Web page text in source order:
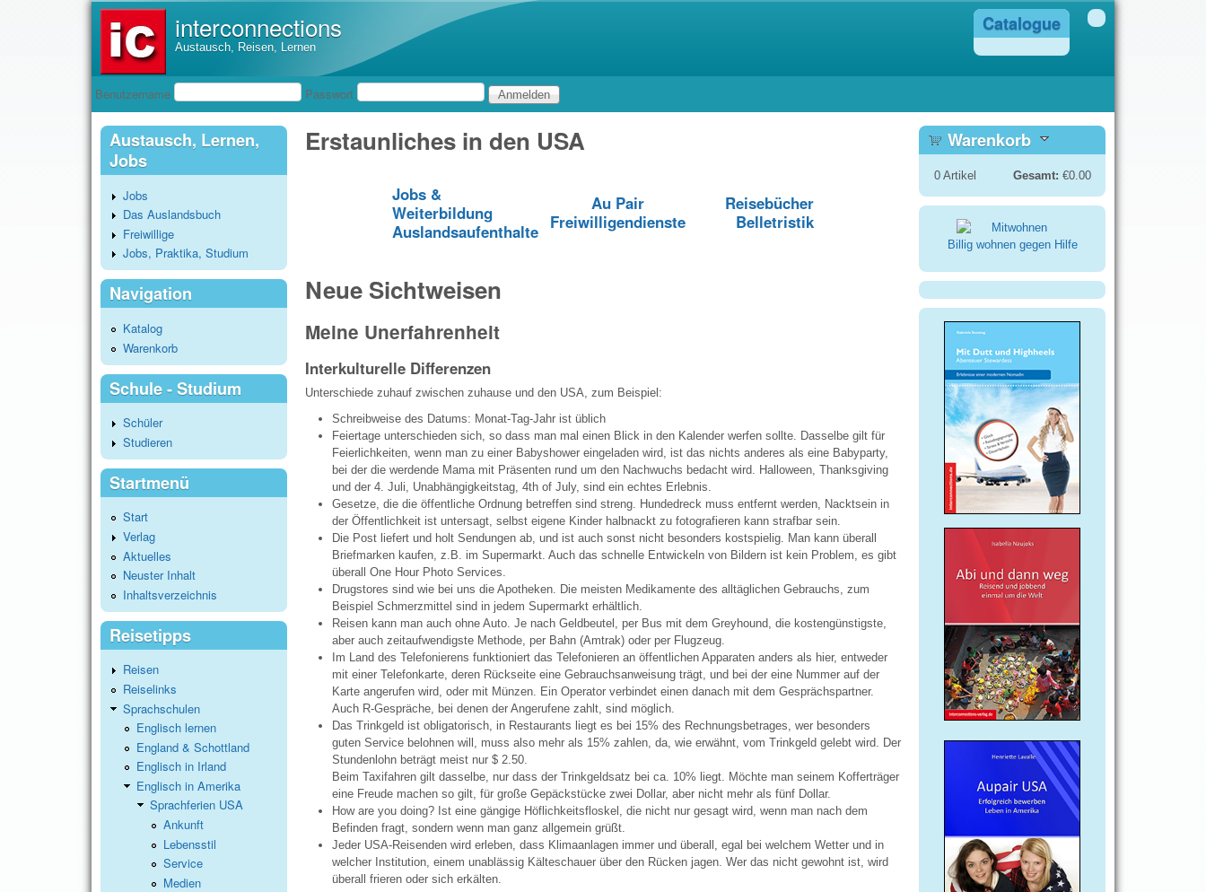
interconnections
Austausch, Reisen, Lernen
Catalogue
Benutzeranmeldung
Benutzername Passwort
Erstaunliches in den USA
Jobs &
Weiterbildung
Auslandsaufenthalte
Au Pair
Freiwilligendienste
Reisebücher
Belletristik
Neue Sichtweisen
Meine Unerfahrenheit
Interkulturelle Differenzen
Unterschiede zuhauf zwischen zuhause und den USA, zum Beispiel:
Schreibweise des Datums: Monat-Tag-Jahr ist üblich
Feiertage unterschieden sich, so dass man mal einen Blick in den Kalender werfen sollte. Dasselbe gilt für
Feierlichkeiten, wenn man zu einer Babyshower eingeladen wird, ist das nichts anderes als eine Babyparty,
bei der die werdende Mama mit Präsenten rund um den Nachwuchs bedacht wird. Halloween, Thanksgiving
und der 4. Juli, Unabhängigkeitstag, 4th of July, sind ein echtes Erlebnis.
Gesetze, die die öffentliche Ordnung betreffen sind streng. Hundedreck muss entfernt werden, Nacktsein in
der Öffentlichkeit ist untersagt, selbst eigene Kinder halbnackt zu fotografieren kann strafbar sein.
Die Post liefert und holt Sendungen ab, und ist auch sonst nicht besonders kostspielig. Man kann überall
Briefmarken kaufen, z.B. im Supermarkt. Auch das schnelle Entwickeln von Bildern ist kein Problem, es gibt
überall One Hour Photo Services.
Drugstores sind wie bei uns die Apotheken. Die meisten Medikamente des alltäglichen Gebrauchs, zum
Beispiel Schmerzmittel sind in jedem Supermarkt erhältlich.
Reisen kann man auch ohne Auto. Je nach Geldbeutel, per Bus mit dem Greyhound, die kostengünstigste,
aber auch zeitaufwendigste Methode, per Bahn (Amtrak) oder per Flugzeug.
Im Land des Telefonierens funktioniert das Telefonieren an öffentlichen Apparaten anders als hier, entweder
mit einer Telefonkarte, deren Rückseite eine Gebrauchsanweisung trägt, und bei der eine Nummer auf der
Karte angerufen wird, oder mit Münzen. Ein Operator verbindet einen danach mit dem Gesprächspartner.
Auch R-Gespräche, bei denen der Angerufene zahlt, sind möglich.
Das Trinkgeld ist obligatorisch, in Restaurants liegt es bei 15% des Rechnungsbetrages, wer besonders
guten Service belohnen will, muss also mehr als 15% zahlen, da, wie erwähnt, vom Trinkgeld gelebt wird. Der
Stundenlohn beträgt meist nur $ 2.50.
Beim Taxifahren gilt dasselbe, nur dass der Trinkgeldsatz bei ca. 10% liegt. Möchte man seinem Kofferträger
eine Freude machen so gilt, für große Gepäckstücke zwei Dollar, aber nicht mehr als fünf Dollar.
How are you doing? Ist eine gängige Höflichkeitsfloskel, die nicht nur gesagt wird, wenn man nach dem
Befinden fragt, sondern wenn man ganz allgemein grüßt.
Jeder USA-Reisenden wird erleben, dass Klimaanlagen immer und überall, egal bei welchem Wetter und in
welcher Institution, einem unablässig Kälteschauer über den Rücken jagen. Wer das nicht gewohnt ist, wird
überall frieren oder sich erkälten.
Austausch, Lernen,
Jobs
Jobs
Das Auslandsbuch
Freiwillige
Jobs, Praktika, Studium
Navigation
Katalog
Warenkorb
Schule - Studium
Schüler
Studieren
Startmenü
Start
Verlag
Aktuelles
Neuster Inhalt
Inhaltsverzeichnis
Reisetipps
Reisen
Reiselinks
Sprachschulen
Englisch lernen
England & Schottland
Englisch in Irland
Englisch in Amerika
Sprachferien USA
Ankunft
Lebensstil
Service
Medien
Warenkorb
0Artikel Gesamt: €0.00
Billig wohnen gegen Hilfe